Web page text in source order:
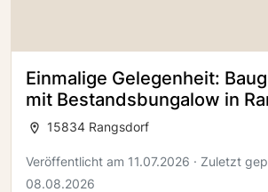
Einmalige Gelegenheit:
mit Bestandsbungalow in
15834 Rangsdorf
Veröffentlicht am 11.07.2026 · Zuletzt
08.08.2026